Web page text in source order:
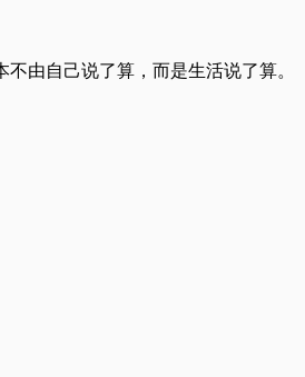
由自己说了算，而是生活说了算。